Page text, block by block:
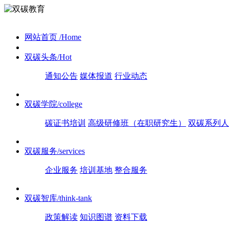
网站首页 /Home
双碳头条/Hot
通知公告 媒体报道 行业动态
双碳学院/college
碳证书培训 高级研修班（在职研究生） 双碳系列
双碳服务/services
企业服务 培训基地 整合服务
双碳智库/think-tank
政策解读 知识图谱 资料下载